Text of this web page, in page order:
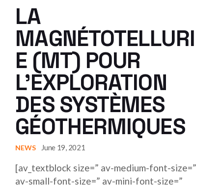
LA
MAGNÉTOTELLURI
E (MT) POUR
L’EXPLORATION
DES SYSTÈMES
GÉOTHERMIQUES
NEWS June 19, 2021
[av_textblock size=” av-medium-font-size=”
av-small-font-size=” av-mini-font-size=”